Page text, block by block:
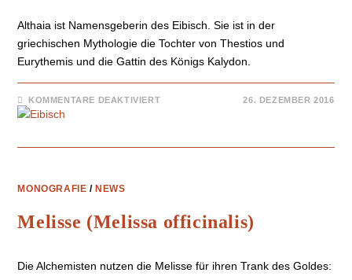
Althaia ist Namensgeberin des Eibisch. Sie ist in der
griechischen Mythologie die Tochter von Thestios und
Eurythemis und die Gattin des Königs Kalydon.
KOMMENTARE DEAKTIVIERT 26. DEZEMBER 2016
MONOGRAFIE / NEWS
Melisse (Melissa officinalis)
Die Alchemisten nutzen die Melisse für ihren Trank des Goldes: